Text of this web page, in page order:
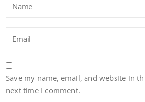
Save my name, email, and website in
next time I comment.